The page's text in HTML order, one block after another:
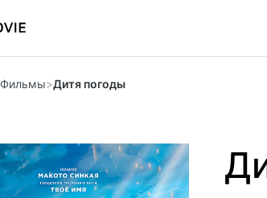
Фильмы>Дитя погоды